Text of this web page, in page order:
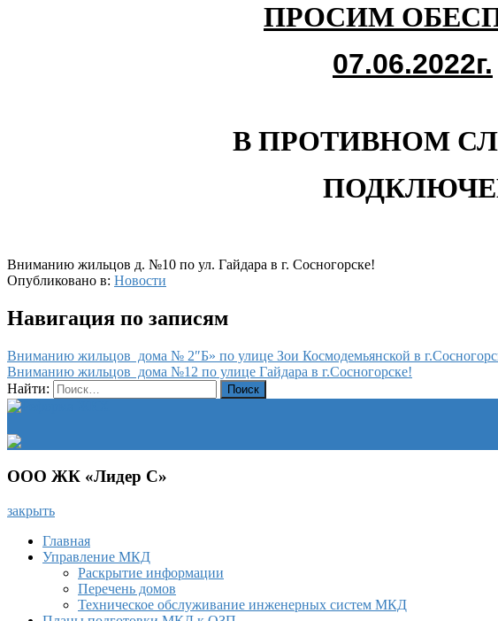
ПРОСИМ
07.06.2022г.
В ПРОТИВНОМ
Вниманию жильцов д. №10 по ул. Гайдара в г. Сосногорске!
Опубликовано в: Новости
Навигация по записям
Вниманию жильцов дома № 2″Б» по улице Зои Космодемьянской в
Вниманию жильцов дома №12 по улице Гайдара в г.Сосногорске!
Найти:
ООО ЖК «Лидер С»
закрыть
Главная
Управление МКД
Раскрытие информации
Перечень домов
Техническое обслуживание инженерных систем МКД